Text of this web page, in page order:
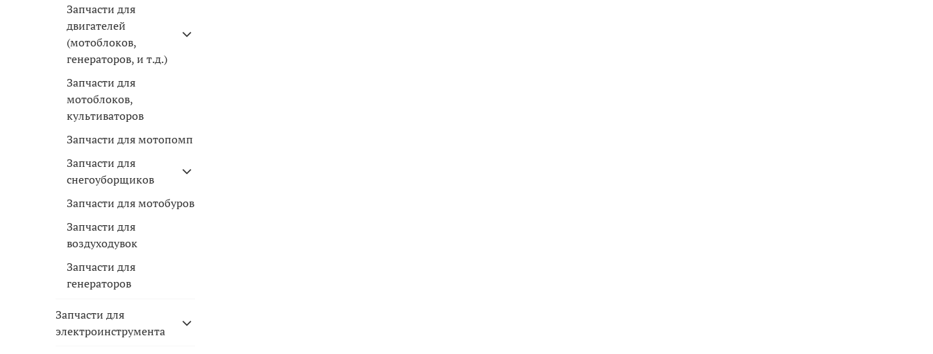
Запчасти для
двигателей
(мотоблоков,
генераторов, и т.д.)
Запчасти для
мотоблоков,
культиваторов
Запчасти для мотопомп
Запчасти для
снегоуборщиков
Запчасти для мотобуров
Запчасти для
воздуходувок
Запчасти для
генераторов
Запчасти для
электроинструмента